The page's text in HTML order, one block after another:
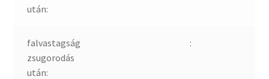
után:
falvastagság
zsugorodás
után:
: